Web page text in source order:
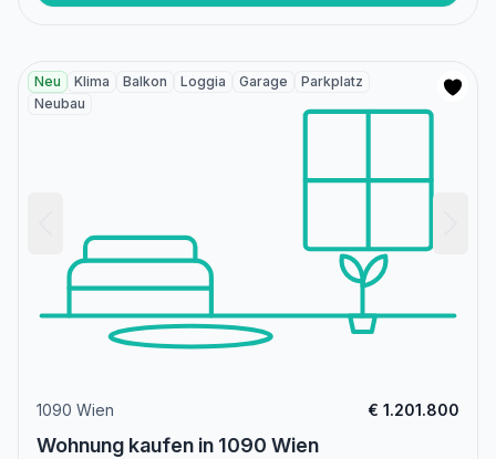
Neu Klima Balkon Loggia Garage
Parkplatz
Neubau
1090 Wien € 1.201.800
Wohnung kaufen in 1090 Wien